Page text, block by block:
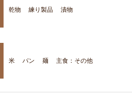
乾物 練り製品 漬物
米 パン 麺 主食：その他